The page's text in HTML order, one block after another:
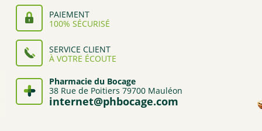
PAIEMENT
100% SÉCURISÉ
SERVICE CLIENT
À VOTRE ÉCOUTE
Pharmacie du Bocage
38 Rue de Poitiers 79700 Mauléon
internet@phbocage.com